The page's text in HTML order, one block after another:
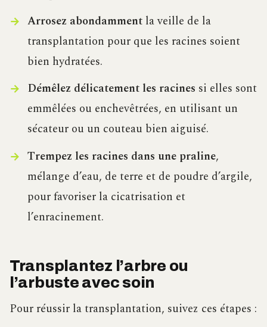
Arrosez abondammentla veille de la
transplantation pour que les racines soient
bien hydratées.
Démêlez délicatement les racines si elles sont
emmêlées ou enchevêtrées, en utilisant un
sécateur ou un couteau bien aiguisé.
Trempez les racines dans une praline,
mélange d’eau, de terre et de poudre d’argile,
pour favoriser la cicatrisation et
l’enracinement.
Transplantez l’arbre ou
l’arbuste avec soin
Pour réussir la transplantation, suivez ces étapes :